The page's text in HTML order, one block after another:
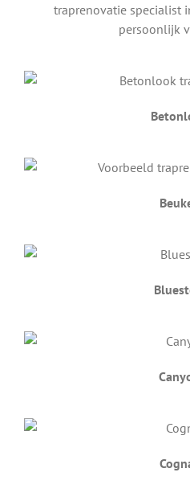
traprenovatie specialist
persoonlijk